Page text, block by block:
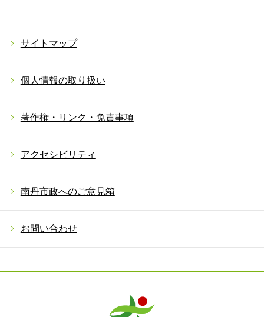
サイトマップ
個人情報の取り扱い
著作権・リンク・免責事項
アクセシビリティ
南丹市政へのご意見箱
お問い合わせ